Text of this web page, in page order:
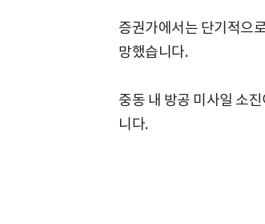
증권가에서는 단기적으
망했습니다.
중동 내 방공 미사일 소
니다.